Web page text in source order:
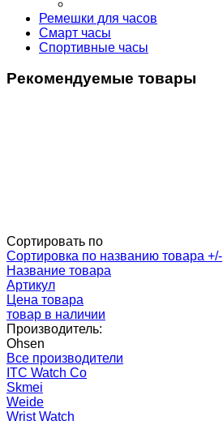
Ремешки для часов
Смарт часы
Спортивные часы
Рекомендуемые товары
Сортировать по
Сортировка по названию товара +/-
Название товара
Артикул
Цена товара
товар в наличии
Производитель:
Ohsen
Все производители
ITC Watch Co
Skmei
Weide
Wrist Watch